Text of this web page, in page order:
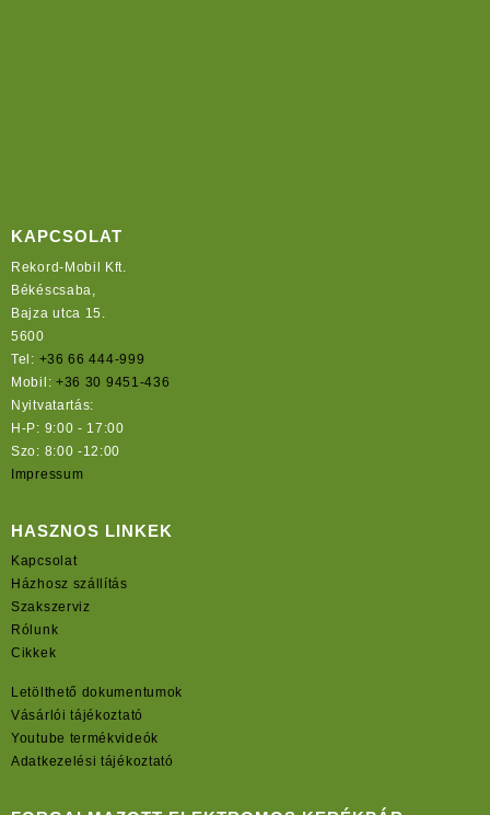
KAPCSOLAT
Rekord-Mobil Kft.
Békéscsaba,
Bajza utca 15.
5600
Tel: +36 66 444-999
Mobil: +36 30 9451-436
Nyitvatartás:
H-P: 9:00 - 17:00
Szo: 8:00 -12:00
Impressum
HASZNOS LINKEK
Kapcsolat
Házhosz szállítás
Szakszerviz
Rólunk
Cikkek
Letölthető dokumentumok
Vásárlói tájékoztató
Youtube termékvideók
Adatkezelési tájékoztató